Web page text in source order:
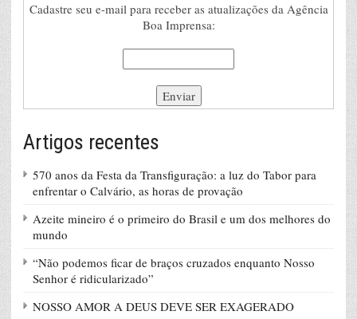
Cadastre seu e-mail para receber as atualizações da Agência
Boa Imprensa:
Artigos recentes
570 anos da Festa da Transfiguração: a luz do Tabor para
enfrentar o Calvário, as horas de provação
Azeite mineiro é o primeiro do Brasil e um dos melhores do
mundo
“Não podemos ficar de braços cruzados enquanto Nosso
Senhor é ridicularizado”
NOSSO AMOR A DEUS DEVE SER EXAGERADO